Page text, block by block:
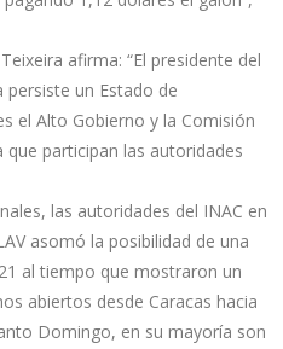
afirma: “El presidente del
persiste un Estado de
el Alto Gobierno y la Comisión
participan las autoridades
las autoridades del INAC en
asomó la posibilidad de una
al tiempo que mostraron un
abiertos desde Caracas hacia
Domingo, en su mayoría son